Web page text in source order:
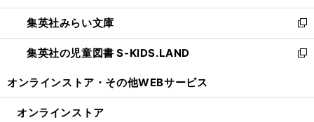
開
く
ウ
で
開
く
ン
ド
ウ
で
ウ
ィ
ン
ド
開
集英社みらい文庫
新
し
い
ン
集英社の児童図書 S-KIDS.LAND
新
ウ
オンラインストア・ その他WEBサービス
オンラインストア